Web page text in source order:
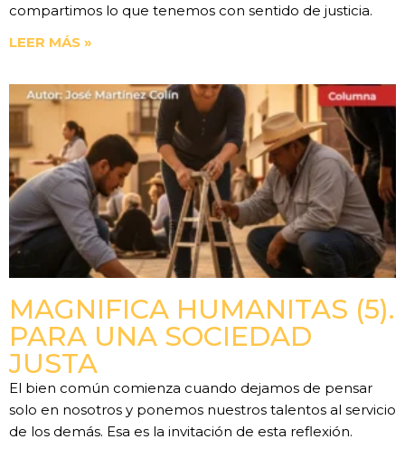
compartimos lo que tenemos con sentido de justicia.
LEER MÁS »
MAGNIFICA HUMANITAS (5).
PARA UNA SOCIEDAD
JUSTA
El bien común comienza cuando dejamos de pensar
solo en nosotros y ponemos nuestros talentos al servicio
de los demás. Esa es la invitación de esta reflexión.